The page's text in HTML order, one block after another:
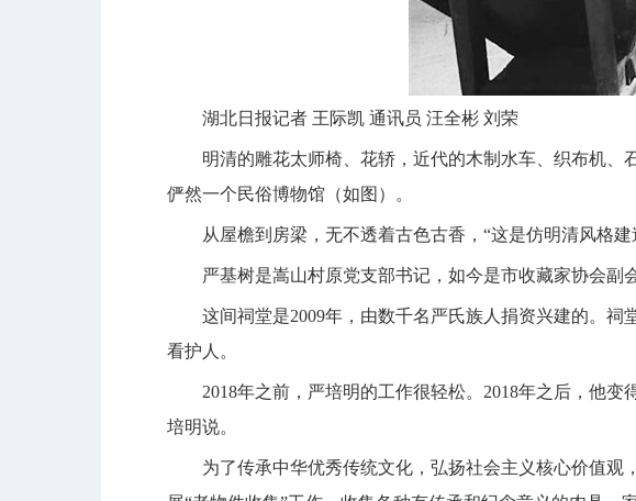
湖北日报记者 王际凯 通讯员 汪全彬 刘荣
明清的雕花太师椅、花轿，近代的木制水车、织布机、
俨然一个民俗博物馆（如图）。
从屋檐到房梁，无不透着古色古香，“这是仿明清风格建
严基树是嵩山村原党支部书记，如今是市收藏家协会副
这间祠堂是2009年，由数千名严氏族人捐资兴建的。祠
看护人。
2018年之前，严培明的工作很轻松。2018年之后，他变
培明说。
为了传承中华优秀传统文化，弘扬社会主义核心价值观